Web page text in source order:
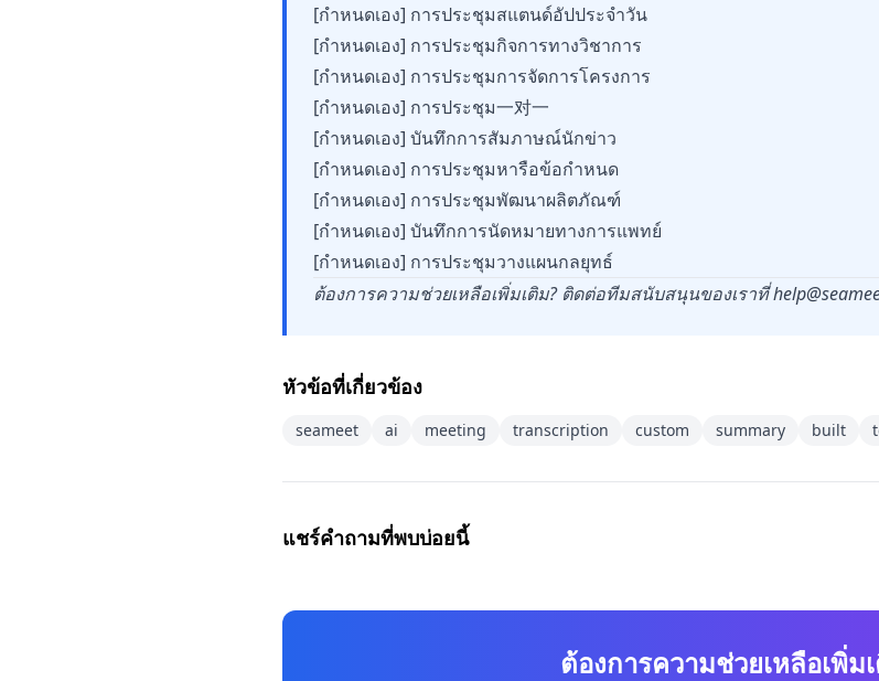
[กำหนดเอง] การประชุมสแตนด์อัปประจำวัน
[กำหนดเอง] การประชุมกิจการทางวิชาการ
[กำหนดเอง] การประชุมการจัดการโครงการ
[กำหนดเอง] การประชุม一对一
[กำหนดเอง] บันทึกการสัมภาษณ์นักข่าว
[กำหนดเอง] การประชุมหารือข้อกำหนด
[กำหนดเอง] การประชุมพัฒนาผลิตภัณฑ์
[กำหนดเอง] บันทึกการนัดหมายทางการแพทย์
[กำหนดเอง] การประชุมวางแผนกลยุทธ์
ต้องการความช่วยเหลือเพิ่มเติม? ติดต่อทีมสนับสนุนของเราที่
หัวข้อที่เกี่ยวข้อง
seameet ai meeting transcription custom summary built
แชร์คำถามที่พบบ่อยนี้
ต้องการความช่วยเหลือเพิ่ม